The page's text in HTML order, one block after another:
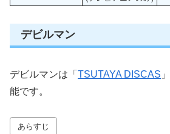
デビルマン
デビルマンは「 TSUTAYA DISCAS
能です。
あらすじ